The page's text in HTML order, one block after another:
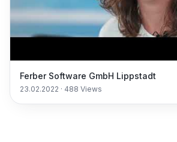
Ferber Software GmbH Lippstadt
23.02.2022 · 488 Views